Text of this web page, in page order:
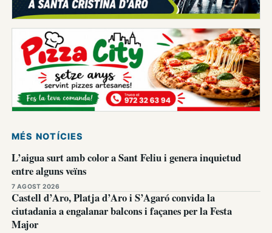
MÉS NOTÍCIES
L’aigua surt amb color a Sant Feliu i genera inquietud
entre alguns veïns
7 AGOST 2026
Castell d’Aro, Platja d’Aro i S’Agaró convida la
ciutadania a engalanar balcons i façanes per la Festa
Major